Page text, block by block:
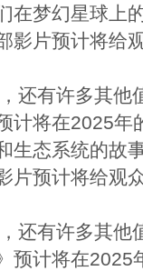
在梦幻星球上
影片预计将给
还有许多其他
计将在2025年
生态系统的故
片预计将给观
还有许多其他
预计将在2025